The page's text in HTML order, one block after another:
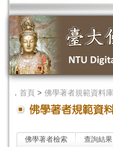
． 首頁 > 佛學著者規範資料庫
佛學著者檢索 查詢結果